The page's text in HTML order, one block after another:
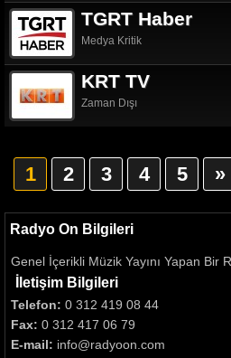
TGRT Haber
Medya Kritik
KRT TV
Zaman Dışı
1 2 3 4 5 »
Radyo On Bilgileri
Genel İçerikli Müzik Yayını Yapan Bir
İletişim Bilgileri
Telefon: 0 312 419 08 44
Fax: 0 312 417 06 79
E-mail: info@radyoon.com